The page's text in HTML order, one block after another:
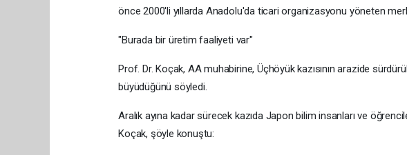
önce 2000'li yıllarda Anadolu'da ticari organizasyonu yöneten
"Burada bir üretim faaliyeti var"
Prof. Dr. Koçak, AA muhabirine, Üçhöyük kazısının arazide
büyüdüğünü söyledi.
Aralık ayına kadar sürecek kazıda Japon bilim insanları ve
Koçak, şöyle konuştu: